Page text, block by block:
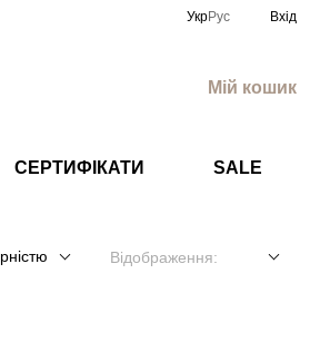
УкрРус Вхід
Мій кошик
СЕРТИФІКАТИ SALE
Відображення: